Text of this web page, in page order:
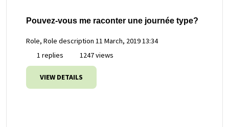
Pouvez-vous me raconter une journée type?
Role, Role description 11 March, 2019 13:34
1 replies
1247 views
VIEW DETAILS